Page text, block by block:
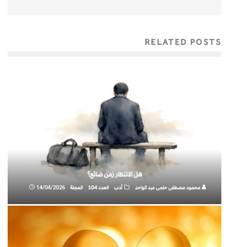
RELATED POSTS
هل الانتظار زمن ضائع؟
محمود مصطفى حلمى عبد الواحد أدب العدد 104 المجلة 14/04/2026